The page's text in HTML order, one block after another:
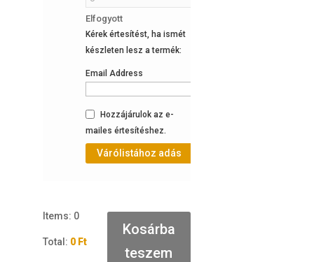
Elfogyott
Kérek értesítést, ha ismét
készleten lesz a termék:
Email Address
Hozzájárulok az e-
mailes értesítéshez.
Várólistához adás
Items: 0
Total : 0 Ft
Kosárba
teszem